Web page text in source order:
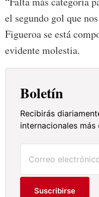
el segundo gol que
Figueroa se está
evidente molestia.
Boletín
Recibirás
internacionales
Suscribirse